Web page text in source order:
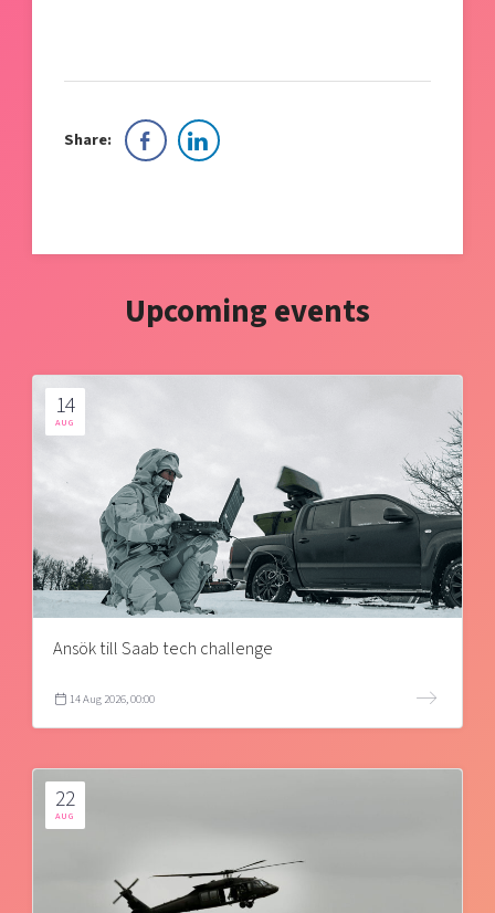
Share:
Upcoming events
14
AUG
Ansök till Saab tech challenge
14 Aug 2026, 00:00
22
AUG